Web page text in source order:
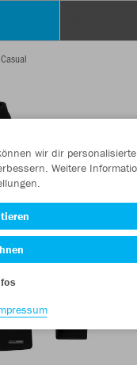
wir dir personalisierte
Weitere